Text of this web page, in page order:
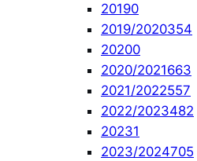
20190
2019/2020354
20200
2020/2021663
2021/2022557
2022/2023482
20231
2023/2024705